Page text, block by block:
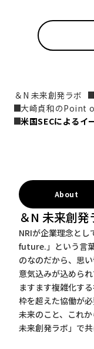
＆N 未来創発ラボ
大崎貞和のPoint
米国SECによるイ
About
＆N 未来創発
NRIが企業理念と
future.」という言
のなのだから、思
意気込みが込められ
ますます複雑化す
枠を超えた協働が必
未来のこと、これ
未来創発ラボ」で